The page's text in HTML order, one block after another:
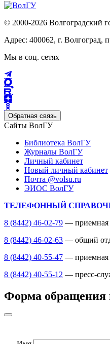
© 2000-2026 Волгоградский
Адрес: 400062, г. Волгоград,
Мы в соц. сетях
Обратная связь
Сайты ВолГУ
Библиотека ВолГУ
Журналы ВолГУ
Личный кабинет
Новый личный кабинет
Почта @volsu.ru
ЭИОС ВолГУ
ТЕЛЕФОННЫЙ
8 (8442) 46-02-79 — приемная
8 (8442) 46-02-63 — общий
8 (8442) 40-55-47 — приемная
8 (8442) 40-55-12 — пресс-
Форма обращения